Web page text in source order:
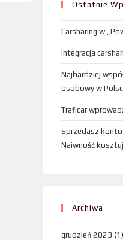
Ostatnie
Carsharing w
Integracja
Najbardziej
osobowy w
Traficar
Sprzedasz konto
Naiwność
Archiwa
grudzień 2023 (1)